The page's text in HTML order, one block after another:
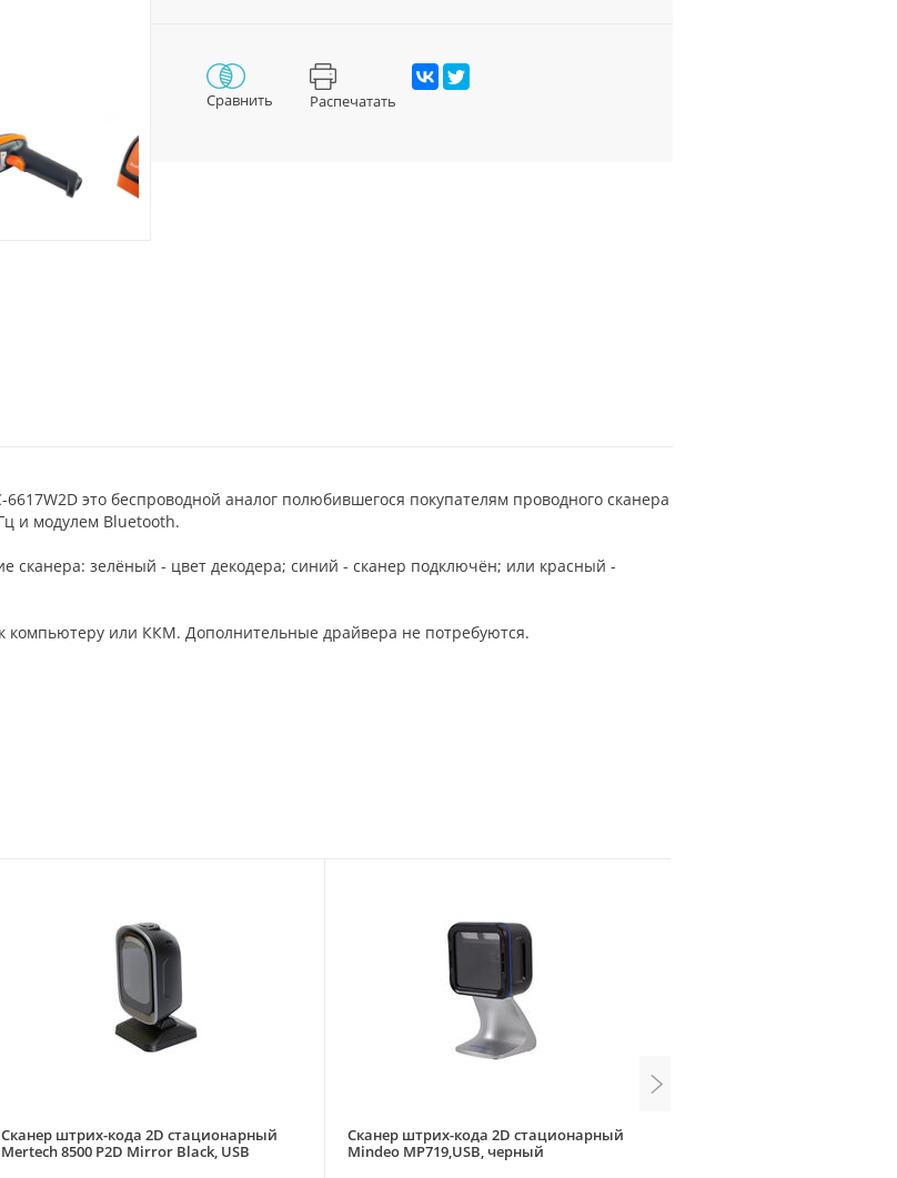
Сравнить Распечатать
это беспроводной аналог полюбившегося покупателям проводного сканера
и модулем Bluetooth.
сканера: зелёный - цвет декодера; синий - сканер подключён; или красный -
компьютеру или ККМ. Дополнительные драйвера не потребуются.
Сканер штрих-кода 2D стационарный
Mertech 8500 P2D Mirror Black, USB
Сканер штрих-кода 2D стационарный
Mindeo MP719,USB, черный